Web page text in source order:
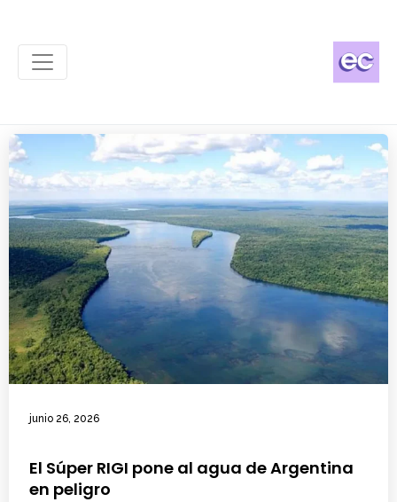
junio 26, 2026
El Súper RIGI pone al agua de Argentina
en peligro